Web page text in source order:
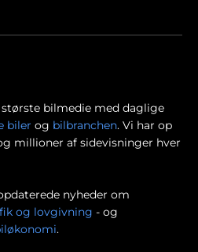
bilmedie med daglige
biler og bilbranchen. Vi har op
millioner af sidevisninger hver
nyheder om
og lovgivning - og
.